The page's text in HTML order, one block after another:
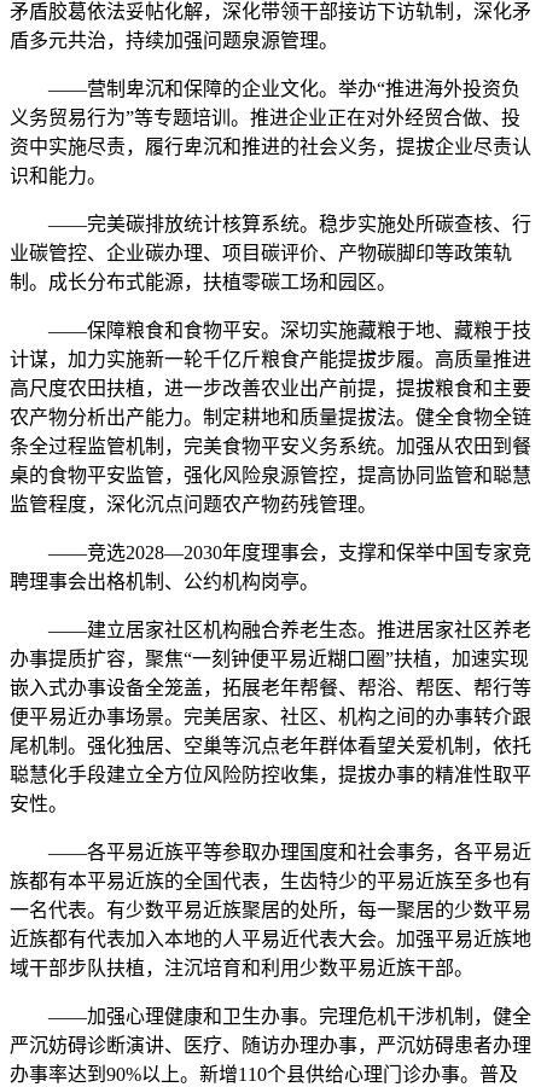
矛盾胶葛依法妥帖化解，深化带领干部接访下访轨制，深化矛
盾多元共治，持续加强问题泉源管理。
——营制卑沉和保障的企业文化。举办“推进海外投资负
义务贸易行为”等专题培训。推进企业正在对外经贸合做、投
资中实施尽责，履行卑沉和推进的社会义务，提拔企业尽责认
识和能力。
——完美碳排放统计核算系统。稳步实施处所碳查核、行
业碳管控、企业碳办理、项目碳评价、产物碳脚印等政策轨
制。成长分布式能源，扶植零碳工场和园区。
——保障粮食和食物平安。深切实施藏粮于地、藏粮于技
计谋，加力实施新一轮千亿斤粮食产能提拔步履。高质量推进
高尺度农田扶植，进一步改善农业出产前提，提拔粮食和主要
农产物分析出产能力。制定耕地和质量提拔法。健全食物全链
条全过程监管机制，完美食物平安义务系统。加强从农田到餐
桌的食物平安监管，强化风险泉源管控，提高协同监管和聪慧
监管程度，深化沉点问题农产物药残管理。
——竞选2028—2030年度理事会，支撑和保举中国专家竞
聘理事会出格机制、公约机构岗亭。
——建立居家社区机构融合养老生态。推进居家社区养老
办事提质扩容，聚焦“一刻钟便平易近糊口圈”扶植，加速实现
嵌入式办事设备全笼盖，拓展老年帮餐、帮浴、帮医、帮行等
便平易近办事场景。完美居家、社区、机构之间的办事转介跟
尾机制。强化独居、空巢等沉点老年群体看望关爱机制，依托
聪慧化手段建立全方位风险防控收集，提拔办事的精准性取平
安性。
——各平易近族平等参取办理国度和社会事务，各平易近
族都有本平易近族的全国代表，生齿特少的平易近族至多也有
一名代表。有少数平易近族聚居的处所，每一聚居的少数平易
近族都有代表加入本地的人平易近代表大会。加强平易近族地
域干部步队扶植，注沉培育和利用少数平易近族干部。
——加强心理健康和卫生办事。完理危机干涉机制，健全
严沉妨碍诊断演讲、医疗、随访办理办事，严沉妨碍患者办理
办事率达到90%以上。新增110个县供给心理门诊办事。普及